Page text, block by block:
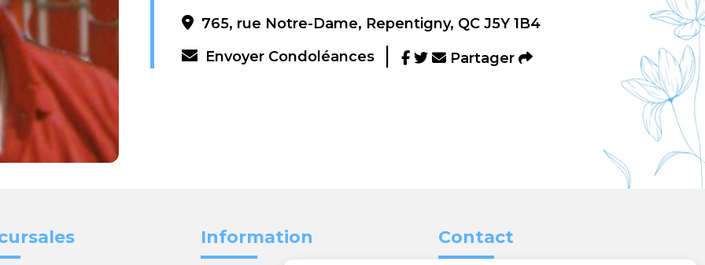
765, rue Notre-Dame, Repentigny, QC J5Y 1B4
Envoyer Condoléances
Partager
Information Contact